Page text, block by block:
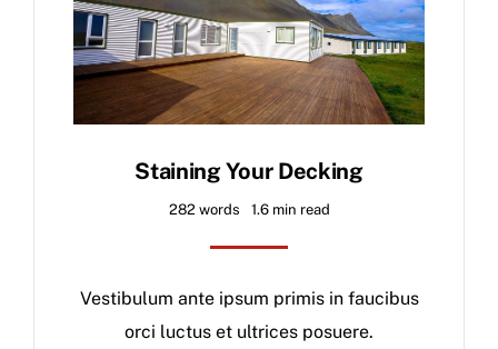
Staining Your Decking
282 words 1.6 min read
Vestibulum ante ipsum primis in faucibus
orci luctus et ultrices posuere.